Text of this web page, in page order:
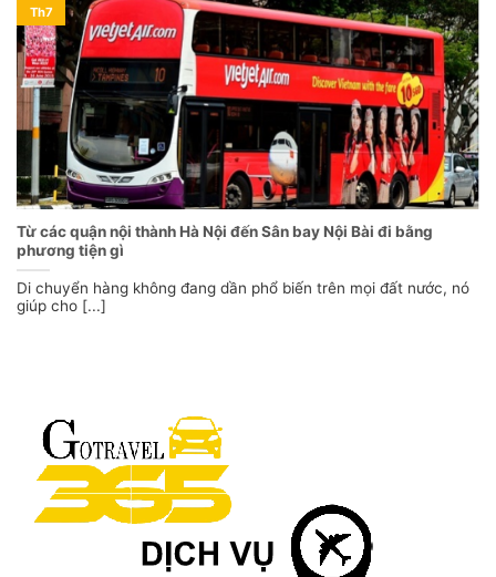
Từ các quận nội thành Hà Nội đến Sân bay Nội Bài đi bằng
phương tiện gì
Di chuyển hàng không đang dần phổ biến trên mọi đất nước, nó
giúp cho [...]
Th7